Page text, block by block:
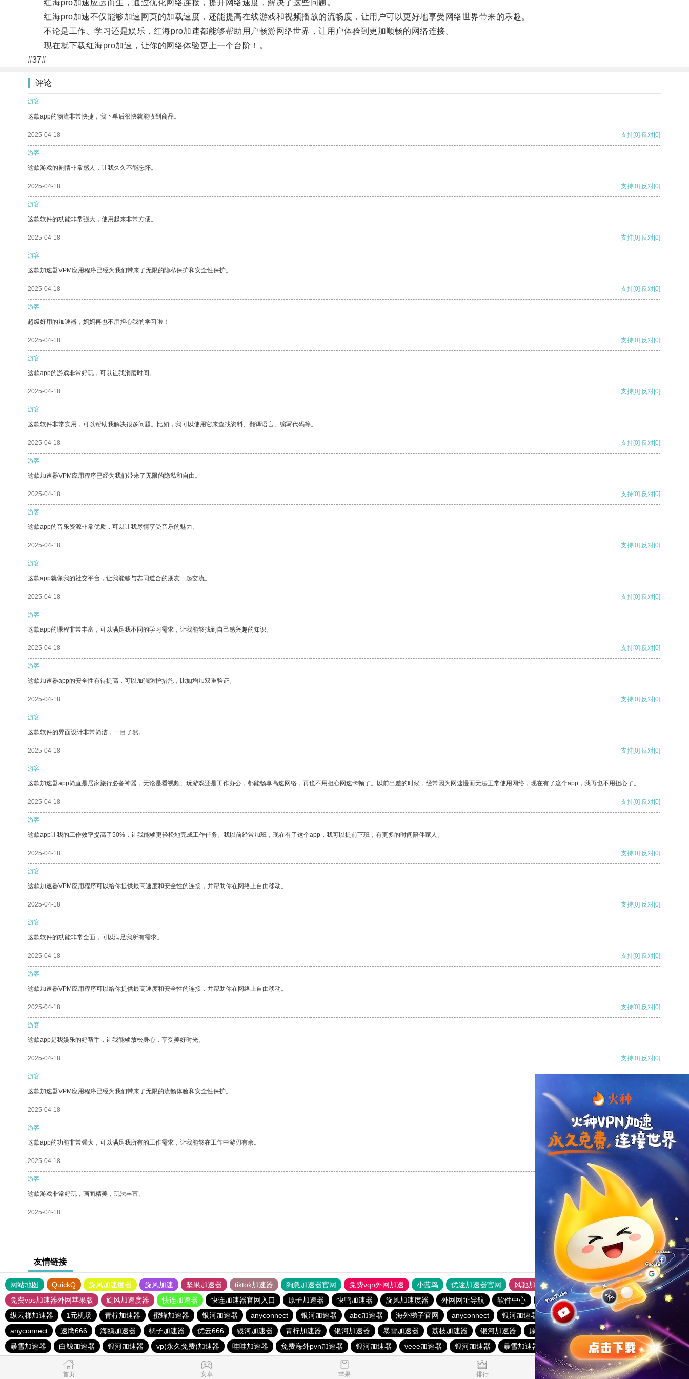
红海pro加速应运而生，通过优化网络连接，提升网络速度，解决了这些问题。
红海pro加速不仅能够加速网页的加载速度，还能提高在线游戏和视频播放的流畅度，让用户可以更好地享受网络世界带来的乐趣。
不论是工作、学习还是娱乐，红海pro加速都能够帮助用户畅游网络世界，让用户体验到更加顺畅的网络连接。
现在就下载红海pro加速，让你的网络体验更上一个台阶！。
#37#
评论
游客
这款app的物流非常快捷，我下单后很快就能收到商品。
2025-04-18 支持[0] 反对[0]
游客
这款游戏的剧情非常感人，让我久久不能忘怀。
2025-04-18 支持[0] 反对[0]
游客
这款软件的功能非常强大，使用起来非常方便。
2025-04-18 支持[0] 反对[0]
游客
这款加速器VPM应用程序已经为我们带来了无限的隐私保护和安全性保护。
2025-04-18 支持[0] 反对[0]
游客
超级好用的加速器，妈妈再也不用担心我的学习啦！
2025-04-18 支持[0] 反对[0]
游客
这款app的游戏非常好玩，可以让我消磨时间。
2025-04-18 支持[0] 反对[0]
游客
这款软件非常实用，可以帮助我解决很多问题。比如，我可以使用它来查找资料、翻译语言、编写代码等。
2025-04-18 支持[0] 反对[0]
游客
这款加速器VPM应用程序已经为我们带来了无限的隐私和自由。
2025-04-18 支持[0] 反对[0]
游客
这款app的音乐资源非常优质，可以让我尽情享受音乐的魅力。
2025-04-18 支持[0] 反对[0]
游客
这款app就像我的社交平台，让我能够与志同道合的朋友一起交流。
2025-04-18 支持[0] 反对[0]
游客
这款app的课程非常丰富，可以满足我不同的学习需求，让我能够找到自己感兴趣的知识。
2025-04-18 支持[0] 反对[0]
游客
这款加速器app的安全性有待提高，可以加强防护措施，比如增加双重验证。
2025-04-18 支持[0] 反对[0]
游客
这款软件的界面设计非常简洁，一目了然。
2025-04-18 支持[0] 反对[0]
游客
这款加速器app简直是居家旅行必备神器，无论是看视频、玩游戏还是工作办公，都能畅享高速网络，再也不用担心网速卡顿了。以前出差的时候，经常因为网速慢而无法正常使用网络，现在有了这个app，我再也不用担心了。
2025-04-18 支持[0] 反对[0]
游客
这款app让我的工作效率提高了50%，让我能够更轻松地完成工作任务。我以前经常加班，现在有了这个app，我可以提前下班，有更多的时间陪伴家人。
2025-04-18 支持[0] 反对[0]
游客
这款加速器VPM应用程序可以给你提供最高速度和安全性的连接，并帮助你在网络上自由移动。
2025-04-18 支持[0] 反对[0]
游客
这款软件的功能非常全面，可以满足我所有需求。
2025-04-18 支持[0] 反对[0]
游客
这款加速器VPM应用程序可以给你提供最高速度和安全性的连接，并帮助你在网络上自由移动。
2025-04-18 支持[0] 反对[0]
游客
这款app是我娱乐的好帮手，让我能够放松身心，享受美好时光。
2025-04-18 支持[0] 反对[0]
游客
这款加速器VPM应用程序已经为我们带来了无限的流畅体验和安全性保护。
2025-04-18
游客
这款app的功能非常强大，可以满足我所有的工作需求，让我能够在工作中游刃有余。
2025-04-18 反对
游客
这款游戏非常好玩，画面精美，玩法丰富。
2025-04-18 反对[0]
友情链接
网站地图 QuickQ 旋风加速度器 旋风加速 坚果加速器 tiktok加速器 狗急加速器官网 免费vqn外网加速 小蓝鸟 优途加速器官网 风驰加速器
旋风加速器
免费vps加速器外网苹果版
旋风加速度器 快连加速器 快连加速器官网入口 原子加速器 快鸭加速器 旋风加速度器 外网网址导航 软件中心 hammer加速器 1元机场
蚂蚁加速器
纵云梯加速器
1元机场 青柠加速器 蜜蜂加速器 银河加速器 anyconnect 银河加速器 abc加速器 海外梯子官网 anyconnect 银河加速器 vp(永久免费)加速器
银河加速器
anyconnect
速鹰666 海鸥加速器 橘子加速器 优云666 银河加速器 青柠加速器 银河加速器 暴雪加速器 荔枝加速器 银河加速器 原子加速器
vp(永久免费)加速器
暴雪加速器
白鲸加速器 银河加速器 vp(永久免费)加速器 哇哇加速器 免费海外pvn加速器 银河加速器 veee加速器 银河加速器 暴雪加速器 银河加速器 ikuuu.me加速器官网
首页 安卓 苹果 排行 推荐